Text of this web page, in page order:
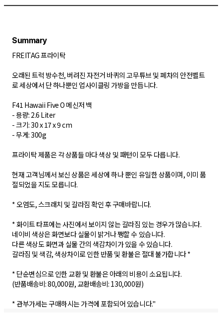
Summary
FREITAG 프라이탁
오래된 트럭 방수천, 버려진 자전거 바퀴의 고무튜브 및 폐차의 안전벨트
로 세상에서 단 하나뿐인 업사이클링 가방을 만듭니다.
F41 Hawaii Five O 메신저 백
- 용량: 2.6 Liter
- 크기: 30 x 17 x 9 cm
- 무게: 300g
프라이탁 제품은 각 상품들 마다 색상 및 패턴이 모두 다릅니다.
현재 고객님께서 보신 상품은 세상에 하나 뿐인 유일한 상품이며, 이미 품
절되었을 지도 모릅니다.
* 오염도, 스크래치 및 갈라짐 확인 후 구매바랍니다.
* 화이트 타프에는 사진에서 보이지 않는 갈라짐 있는 경우가 많습니다.
네이비 색상은 화면보다 실물이 밝거나 쨍할 수 있습니다.
다른 색상도 화면과 실물 간의 색감차이가 있을 수 있습니다.
갈라짐 및 색감, 색상차이로 인한 반품 및 환불은 절대 불가합니다 *
* 단순변심으로 인한 교환 및 환불은 아래의 비용이 소요됩니다.
(반품배송비: 80,000원, 교환배송비: 130,000원)